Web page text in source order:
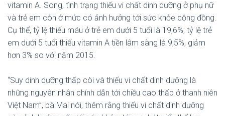
vitamin A. Song, tình trạng thiếu vi chất dinh dưỡng ở phụ nữ
và trẻ em còn ở mức có ảnh hưởng tới sức khỏe cộng đồng.
Cụ thể, tỷ lệ thiếu máu ở trẻ em dưới 5 tuổi là 19,6%; tỷ lệ trẻ
em dưới 5 tuổi thiếu vitamin A tiền lâm sàng là 9,5%, giảm
hơn 3% so với năm 2015.
“Suy dinh dưỡng thấp còi và thiếu vi chất dinh dưỡng là
những nguyên nhân chính dẫn tới chiều cao thấp ở thanh niên
Việt Nam”, bà Mai nói, thêm rằng thiếu vi chất dinh dưỡng